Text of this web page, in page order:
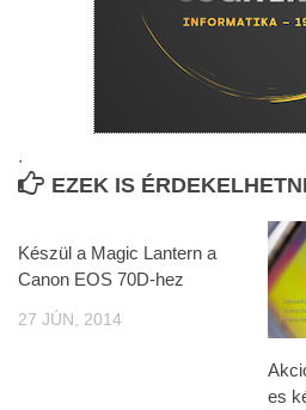
.
EZEK IS
Készül a Magic Lantern a
Canon EOS 70D-hez
27 JÚN, 2014
es